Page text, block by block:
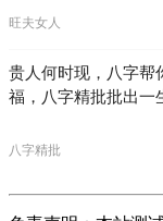
旺夫女人
贵人何时现，八字帮
福，八字精批批出一
八字精批